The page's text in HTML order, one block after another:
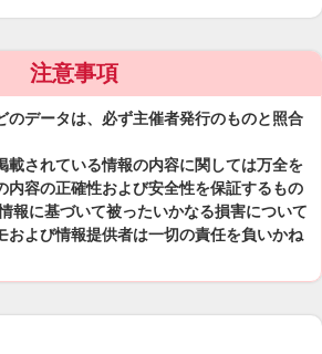
注意事項
のデータは、必ず主催者発行のものと照合
載されている情報の内容に関しては万全を
内容の正確性および安全性を保証するもの
報に基づいて被ったいかなる損害について
および情報提供者は一切の責任を負いかね